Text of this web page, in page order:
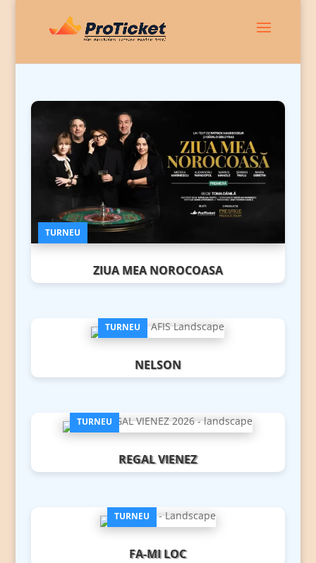
ZIUA MEA NOROCOASA
NELSON
REGAL VIENEZ
FA-MI LOC